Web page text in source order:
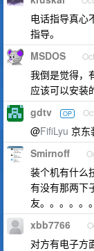
电话指导真心
指导。
MSDOS
我倒是觉得，
应该可以安装
gdtv OP
@FifiLyu 京东
Smirnoff
装个机有什么
有没有那两下
友。。。。。
xbb7766
对方有电子方